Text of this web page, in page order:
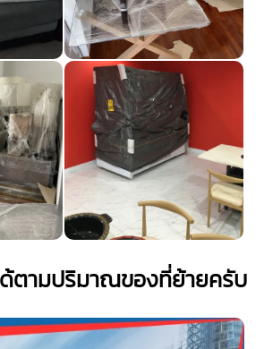
ตามปริมาณของที่ย้ายครับ